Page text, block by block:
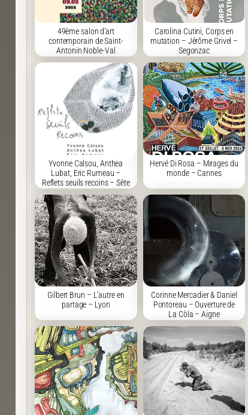
49ème salon d’art
contemporain de Saint-
Antonin Noble-Val
Carolina Cutini, Corps en
mutation – Jérôme Grivel –
Segonzac
Yvonne Calsou, Anthea
Lubat, Eric Rumeau –
Reflets seuils recoins – Sète
Hervé Di Rosa – Mirages du
monde – Cannes
Gilbert Brun – L’autre en
partage – Lyon
Corinne Mercadier & Daniel
Pontoreau – Ouverture de
La Còla – Aigne